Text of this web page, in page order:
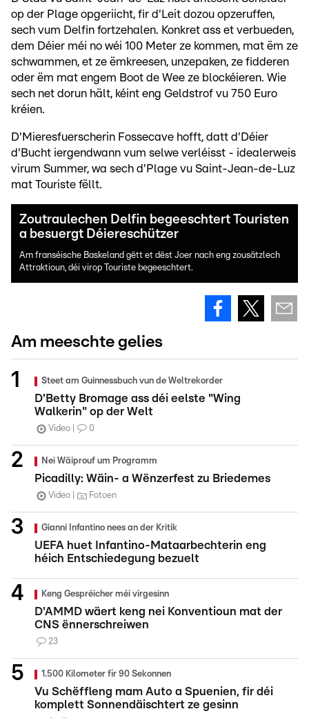
op der Plage opgeriicht, fir d'Leit dozou opzeruffen,
sech vum Delfin fortzehalen. Konkret ass et verbueden,
dem Déier méi no wéi 100 Meter ze kommen, mat ëm ze
schwammen, et ze ëmkreesen, unzepaken, ze fidderen
oder ëm mat engem Boot de Wee ze blockéieren. Wie
sech net dorun hält, kéint eng Geldstrof vu 750 Euro
kréien.
D'Mieresfuerscherin Fossecave hofft, datt d'Déier
d'Bucht iergendwann vum selwe verléisst - idealerweis
virum Summer, wa sech d'Plage vu Saint-Jean-de-Luz
mat Touriste fëllt.
Zoutraulechen Delfin begeeschtert Touristen
a besuergt Déiereschützer
Am franséische Baskeland gëtt et dëst Joer nach eng zousätzlech
Attraktioun, déi virop Touriste begeeschtert.
Am meeschte gelies
Steet am Guinnessbuch vun de Weltrekorder
D'Betty Bromage ass déi eelste "Wing
Walkerin" op der Welt
Video 0
Nei Wäiprouf um Programm
Picadilly: Wäin- a Wënzerfest zu Briedemes
Video Fotoen
Gianni Infantino nees an der Kritik
UEFA huet Infantino-Mataarbechterin eng
héich Entschiedegung bezuelt
Keng Gespréicher méi virgesinn
D'AMMD wäert keng nei Konventioun mat der
CNS ënnerschreiwen
23
1.500 Kilometer fir 90 Sekonnen
Vu Schëffleng mam Auto a Spuenien, fir déi
komplett Sonnendäischtert ze gesinn